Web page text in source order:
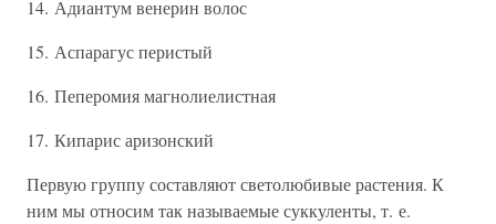
14. Адиантум венерин волос
15. Аспарагус перистый
16. Пеперомия магнолиелистная
17. Кипарис аризонский
Первую группу составляют светолюбивые растения. К
ним мы относим так называемые суккуленты, т. е.